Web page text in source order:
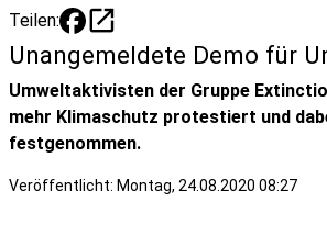
Teilen: open_in_new
Unangemeldete Demo für
Umweltaktivisten der Gruppe
mehr Klimaschutz protestiert und
festgenommen.
Veröffentlicht: Montag, 24.08.2020 08:27